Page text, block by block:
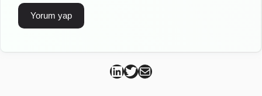
Can Kütahya Linkedin
Can Kütahya Twitter
Can Kütahya Mail